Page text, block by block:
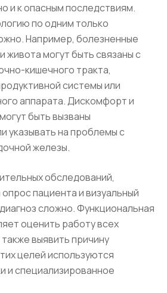
и к опасным последствиям.
по одним только
Например, болезненные
живота могут быть связаны с
кишечного тракта,
системы или
аппарата. Дискомфорт и
быть вызваны
указывать на проблемы с
железы.
обследований,
пациента и визуальный
сложно. Функциональная
оценить работу всех
выявить причину
целей используются
и специализированное